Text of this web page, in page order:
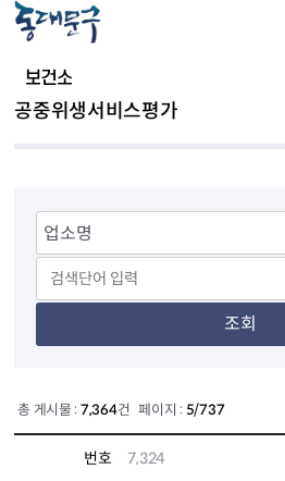
보건소
공중위생서비스평가
조회
총 게시물 : 7,364건 페이지 : 5/737
번호
7,324